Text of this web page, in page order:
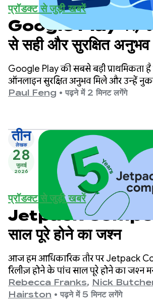
प्रॉडक्ट से जुड़ी खबरें
Google Play पर,
से सही और सुरक्षित
कराना
Google Play की सबसे बड़ी प्राथमिकता
ऑनलाइन सुरक्षित अनुभव मिले और उन्हें
सके.
Paul Feng • पढ़ने में 2 मिनट लगेंगे
तीन
लेखक
28
जुलाई
2026
प्रॉडक्ट से जुड़ी खबरें
Jetpack
साल पूरे होने का जश्न
आज हम आधिकारिक तौर पर Jetpack
रिलीज़ होने के पांच साल पूरे होने का जश्न
2021 को लॉन्च किए गए वर्शन 1.0 से
वर्शन 1.11 तक, हमने एपीआई में काफ़ी
Rebecca Franks, Nick
Hairston • पढ़ने में 5 मिनट लगेंगे